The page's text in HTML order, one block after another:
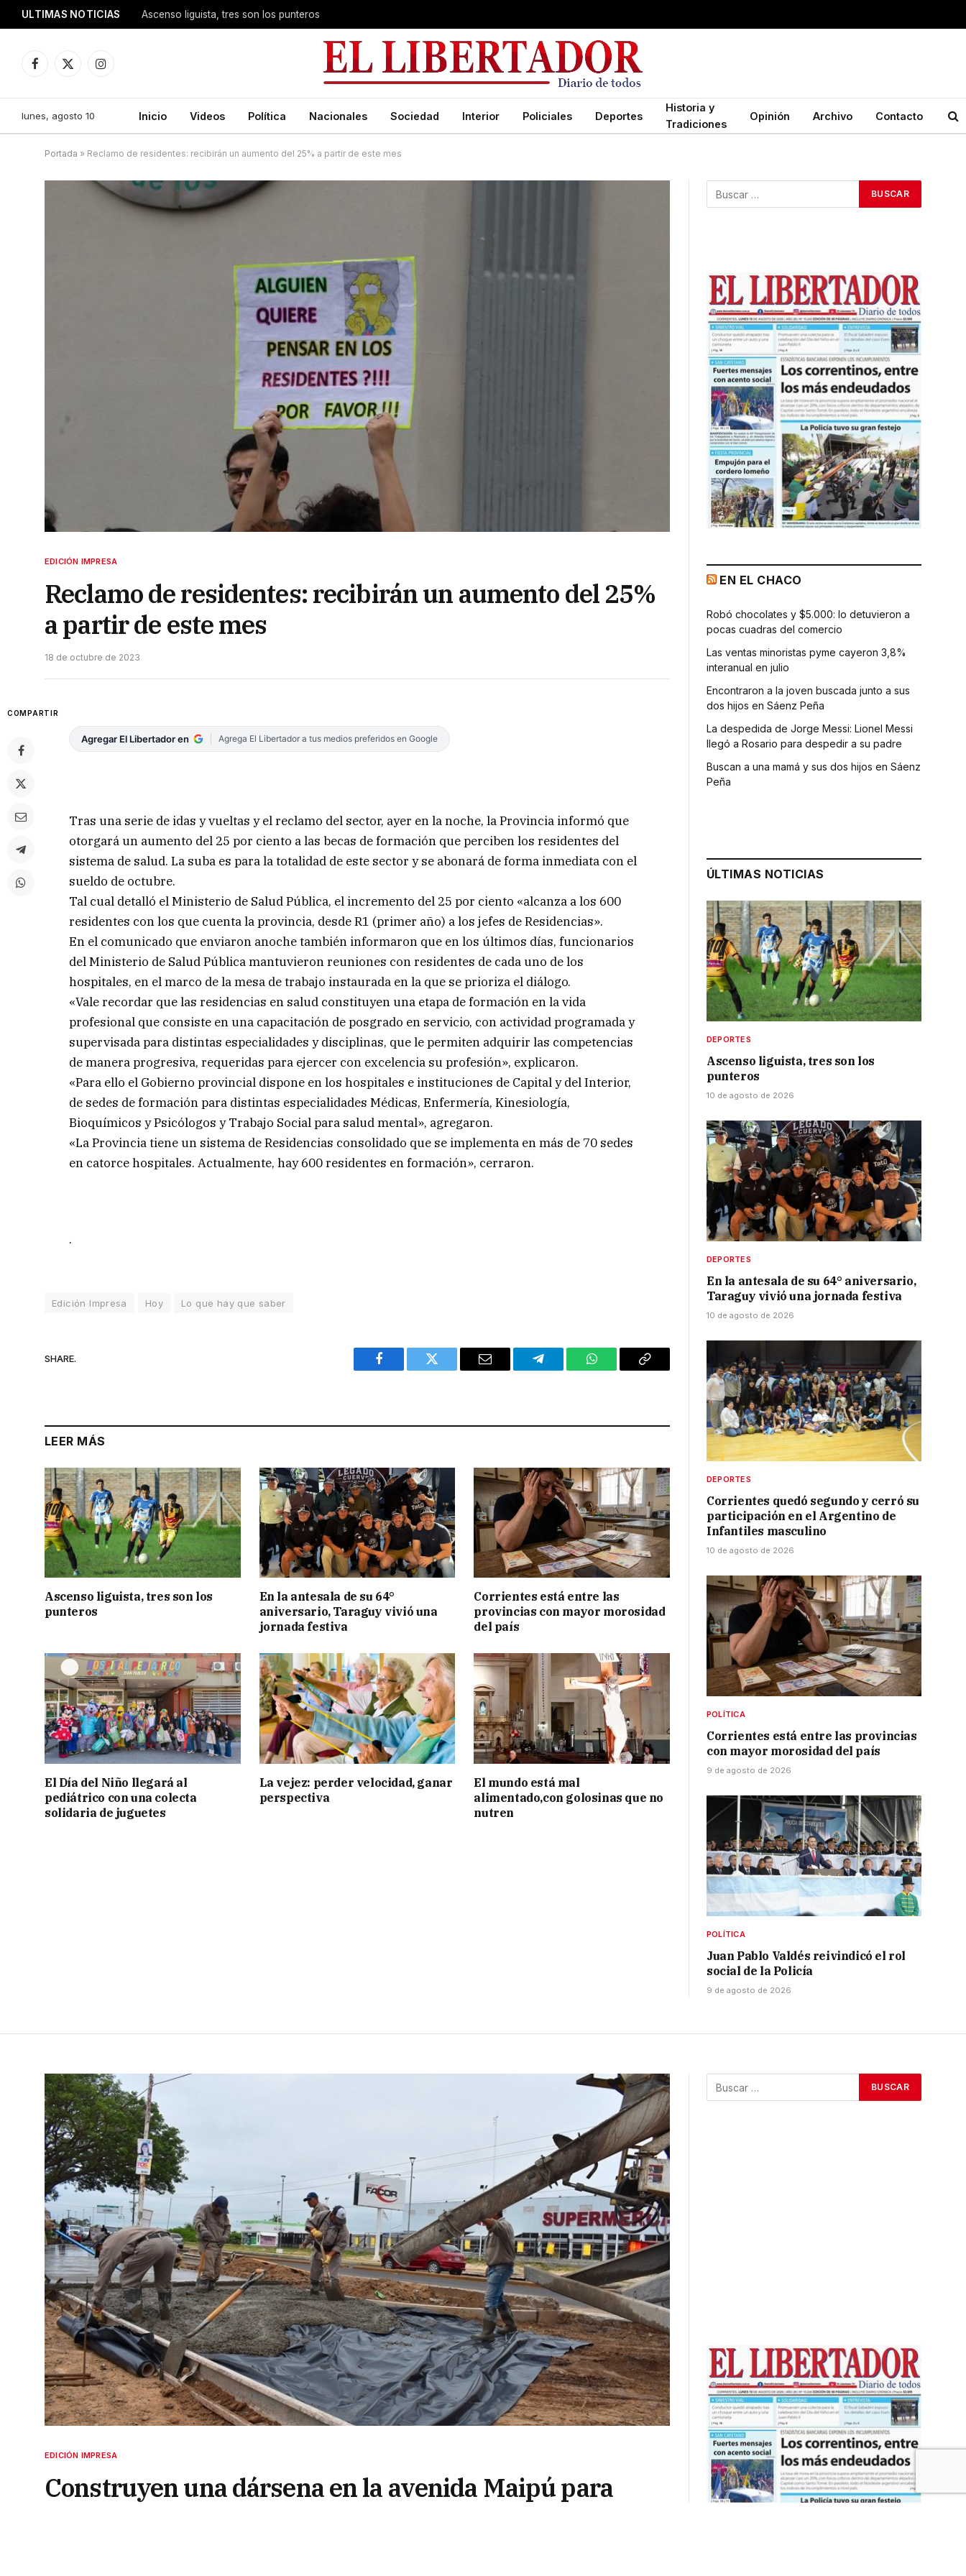
ULTIMAS NOTICIAS Ascenso liguista, tres son los punteros
Facebook
X
Instagram
lunes, agosto 10 Inicio Videos Política Nacionales Sociedad Interior Policiales Deportes
Historia y
Tradiciones
Opinión Archivo Contacto
Portada » Reclamo de residentes: recibirán un aumento del 25% a partir de este mes
EDICIÓN IMPRESA
Reclamo de residentes: recibirán un aumento del 25%
a partir de este mes
18 de octubre de 2023
COMPARTIR
Agregar El Libertador en Agrega El Libertador a tus medios preferidos en Google
Tras una serie de idas y vueltas y el reclamo del sector, ayer en la noche, la Provincia informó que
otorgará un aumento del 25 por ciento a las becas de formación que perciben los residentes del
sistema de salud. La suba es para la totalidad de este sector y se abonará de forma inmediata con el
sueldo de octubre.
Tal cual detalló el Ministerio de Salud Pública, el incremento del 25 por ciento «alcanza a los 600
residentes con los que cuenta la provincia, desde R1 (primer año) a los jefes de Residencias».
En el comunicado que enviaron anoche también informaron que en los últimos días, funcionarios
del Ministerio de Salud Pública mantuvieron reuniones con residentes de cada uno de los
hospitales, en el marco de la mesa de trabajo instaurada en la que se prioriza el diálogo.
«Vale recordar que las residencias en salud constituyen una etapa de formación en la vida
profesional que consiste en una capacitación de posgrado en servicio, con actividad programada y
supervisada para distintas especialidades y disciplinas, que le permiten adquirir las competencias
de manera progresiva, requeridas para ejercer con excelencia su profesión», explicaron.
«Para ello el Gobierno provincial dispone en los hospitales e instituciones de Capital y del Interior,
de sedes de formación para distintas especialidades Médicas, Enfermería, Kinesiología,
Bioquímicos y Psicólogos y Trabajo Social para salud mental», agregaron.
«La Provincia tiene un sistema de Residencias consolidado que se implementa en más de 70 sedes
en catorce hospitales. Actualmente, hay 600 residentes en formación», cerraron.
.
Edición Impresa Hoy Lo que hay que saber
SHARE.
Facebook Twitter Email Telegram WhatsAppCopy
LEER MÁS
Ascenso liguista, tres son los
punteros
En la antesala de su 64°
aniversario, Taraguy vivió una
jornada festiva
Corrientes está entre las
provincias con mayor morosidad
del país
El Día del Niño llegará al
pediátrico con una colecta
solidaria de juguetes
La vejez: perder velocidad, ganar
perspectiva
El mundo está mal
alimentado,con golosinas que no
nutren
EN EL CHACO
Robó chocolates y $5.000: lo detuvieron a
pocas cuadras del comercio
Las ventas minoristas pyme cayeron 3,8%
interanual en julio
Encontraron a la joven buscada junto a sus
dos hijos en Sáenz Peña
La despedida de Jorge Messi: Lionel Messi
llegó a Rosario para despedir a su padre
Buscan a una mamá y sus dos hijos en Sáenz
Peña
ÚLTIMAS NOTICIAS
DEPORTES
Ascenso liguista, tres son los
punteros
10 de agosto de 2026
DEPORTES
En la antesala de su 64° aniversario,
Taraguy vivió una jornada festiva
10 de agosto de 2026
DEPORTES
Corrientes quedó segundo y cerró su
participación en el Argentino de
Infantiles masculino
10 de agosto de 2026
POLÍTICA
Corrientes está entre las provincias
con mayor morosidad del país
9 de agosto de 2026
POLÍTICA
Juan Pablo Valdés reivindicó el rol
social de la Policía
9 de agosto de 2026
EDICIÓN IMPRESA
Construyen una dársena en la avenida Maipú para